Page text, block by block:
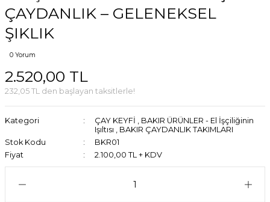
ÇAYDANLIK – GELENEKSEL
ŞIKLIK
0 Yorum
2.520,00 TL
232,05 TL den başlayan taksitlerle!
Kategori ÇAY KEYFİ , BAKIR ÜRÜNLER - El İşçiliğinin
Işıltısı , BAKIR ÇAYDANLIK TAKIMLARI
Stok Kodu
BKR01
Fiyat
2.100,00 TL + KDV